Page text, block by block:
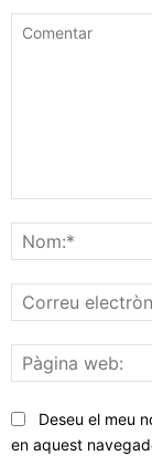
Deseu el meu
en aquest